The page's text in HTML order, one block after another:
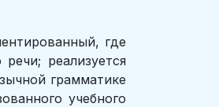
где
реализуется
грамматике
учебного